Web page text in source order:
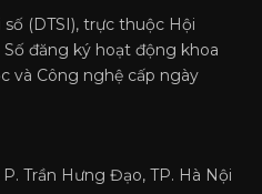
(DTSI), trực thuộc Hội
đăng ký hoạt động khoa
và Công nghệ cấp ngày
Trần Hưng Đạo, TP. Hà Nội